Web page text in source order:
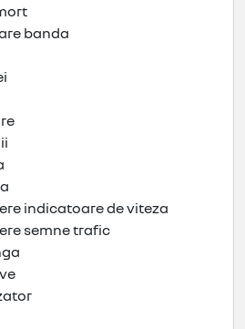
banda
indicatoare de viteza
semne trafic